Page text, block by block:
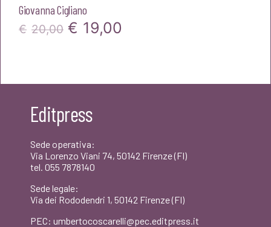
Giovanna Cigliano
€ 20,00 Il
€20,00.
€ 19,00
Editpress
Sede operativa:
Via Lorenzo Viani 74, 50142 Firenze (FI)
tel. 055 7878140
Sede legale:
Via dei Rododendri 1, 50142 Firenze (FI)
PEC: umbertocoscarelli@pec.editpress.it